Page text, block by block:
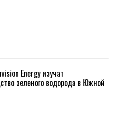
Energy изучат
зеленого водорода в Южной